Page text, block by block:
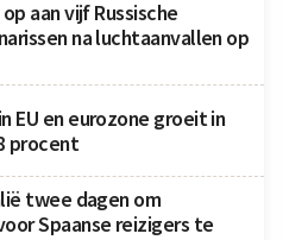
aan vijf Russische
na luchtaanvallen op
EU en eurozone groeit in
procent
twee dagen om
Spaanse reizigers te